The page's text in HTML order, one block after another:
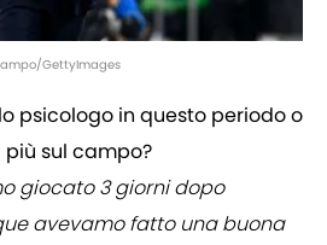
GettyImages
psicologo in questo periodo o
sul campo?
giocato 3 giorni dopo
avevamo fatto una buona